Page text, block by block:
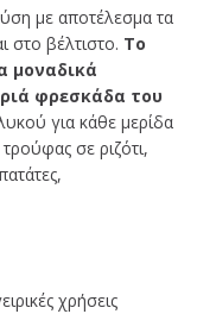
με αποτέλεσμα τα
στο βέλτιστο. Το
μοναδικά
φρεσκάδα του
για κάθε μερίδα
σε ριζότι,
χρήσεις